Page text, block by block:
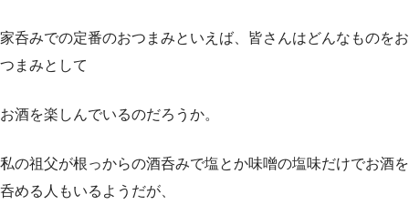
家呑みでの定番のおつまみといえば、皆さんはどんなものをお
つまみとして
お酒を楽しんでいるのだろうか。
私の祖父が根っからの酒呑みで塩とか味噌の塩味だけでお酒を
呑める人もいるようだが、